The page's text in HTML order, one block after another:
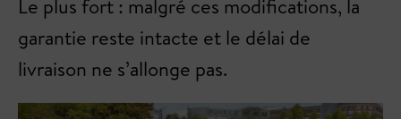
Le plus fort : malgré ces modifications, la
garantie reste intacte et le délai de
livraison ne s’allonge pas.